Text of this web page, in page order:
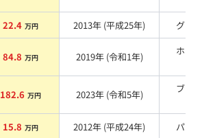
22.4 万円 2013年 (平成25年) グレー
84.8 万円 2019年 (令和1年)
ホワ
182.6 万円 2023年 (令和5年)
ブラ
15.8 万円 2012年 (平成24年) パール